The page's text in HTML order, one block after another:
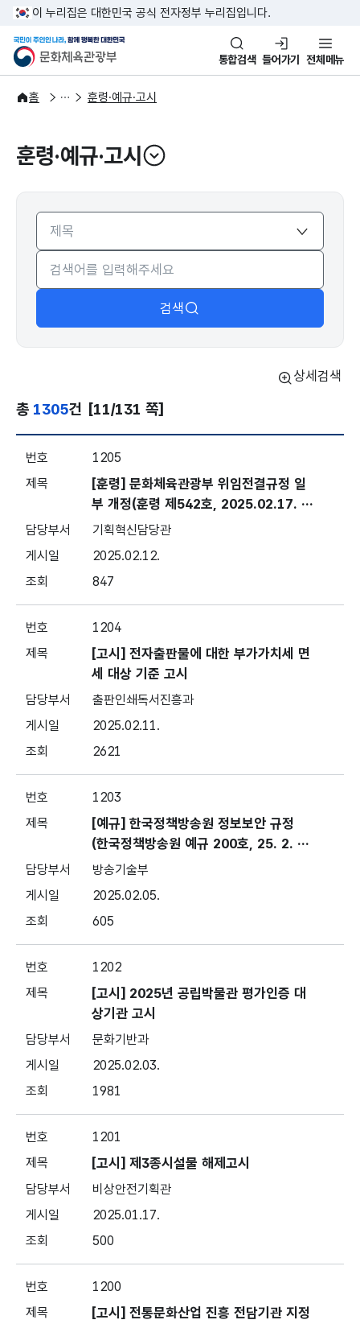
본문 바로가기
주메뉴 바로가기
이 누리집은 대한민국 공식 전자정부 누리집입니다.
문화체육관광부
국민이 주인인 나라, 함께 행복
통합검색 들어가기 전체메뉴
홈
자료공간
법령자료 훈령·예규·고시
훈령·예규·고시
열기
검색
상세검색
총 1305건 [11/131 쪽]
1205
[훈령] 문화체육관광부 위임전결규정 일
부 개정(훈령 제542호, 2025.02.17. 시
행)
기획혁신담당관
2025.02.12.
847
1204
[고시] 전자출판물에 대한 부가가치세 면
세 대상 기준 고시
출판인쇄독서진흥과
2025.02.11.
2621
1203
[예규] 한국정책방송원 정보보안 규정
(한국정책방송원 예규 200호, 25. 2. 5.,
일부 개정)
방송기술부
2025.02.05.
605
1202
[고시] 2025년 공립박물관 평가인증 대
상기관 고시
문화기반과
2025.02.03.
1981
1201
[고시] 제3종시설물 해제고시
비상안전기획관
2025.01.17.
500
1200
[고시] 전통문화산업 진흥 전담기관 지정